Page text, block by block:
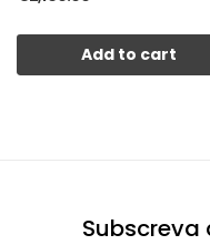
Add to cart
Subscreva